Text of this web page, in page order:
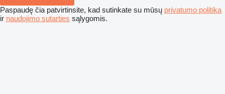
Paspaudę čia patvirtinsite, kad sutinkate su mūsų privatumo politika
ir naudojimo sutarties sąlygomis.